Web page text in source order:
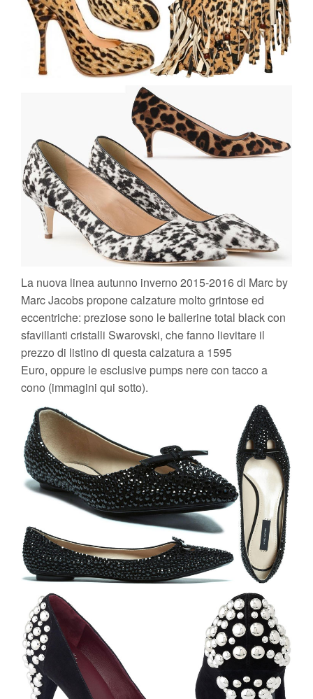
La nuova linea autunno inverno 2015-2016 di Marc by
Marc Jacobs propone calzature molto grintose ed
eccentriche: preziose sono le ballerine total black con
sfavillanti cristalli Swarovski, che fanno lievitare il
prezzo di listino di questa calzatura a 1595
Euro, oppure le esclusive pumps nere con tacco a
cono (immagini qui sotto).